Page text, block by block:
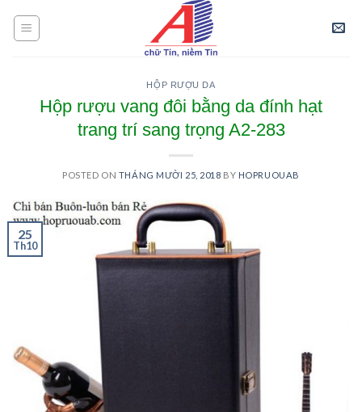
HỘP RƯỢU DA
Hộp rượu vang đôi bằng da đính hạt
trang trí sang trọng A2-283
POSTED ON THÁNG MƯỜI 25, 2018 BY HOPRUOUAB
25
Th10